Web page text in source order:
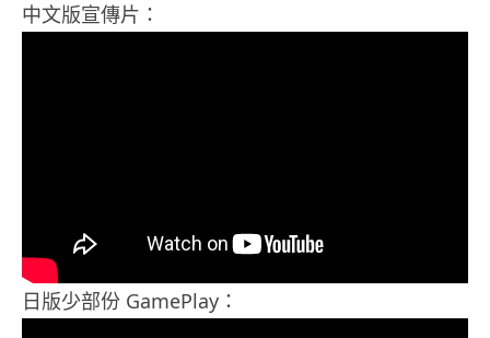
中文版宣傳片：
日版少部份 GamePlay：